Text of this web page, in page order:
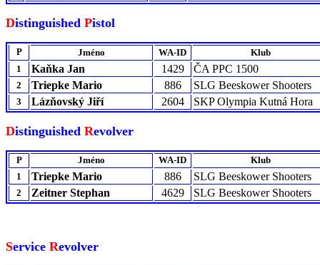
Distinguished Pistol
P Jméno WA-ID
Klub
1
Kaňka Jan 1429 ČA PPC 1500
2 Triepke Mario 886 SLG Beeskower Shooters
3 Lázňovský Jiří 2604 SKP Olympia Kutná Hora
Distinguished Revolver
P Jméno WA-ID
Klub
1
Triepke Mario 886 SLG Beeskower Shooters
2 Zeitner Stephan 4629 SLG Beeskower Shooters
Service Revolver